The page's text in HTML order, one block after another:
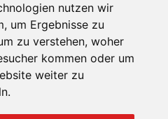
nutzen wir
um Ergebnisse zu
zu verstehen, woher
kommen oder um
weiter zu
78 6
vamv.de